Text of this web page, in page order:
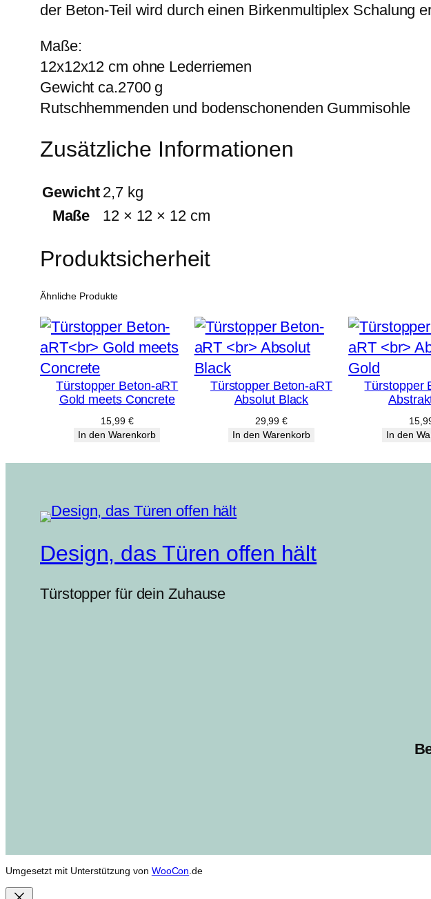
der Beton-Teil wird durch einen Birkenmultiplex Schalung
Maße:
12x12x12 cm ohne Lederriemen
Gewicht ca.2700 g
Rutschhemmenden und bodenschonenden Gummisohle
Zusätzliche Informationen
Gewicht 2,7 kg
Maße
12 × 12 × 12 cm
Produktsicherheit
Ähnliche Produkte
Türstopper Beton-aRT
Gold meets Concrete
15,99 €
In den Warenkorb
Türstopper Beton-aRT
Absolut Black
29,99€
In den Warenkorb
Türstopper
In den
Design, das Türen offen hält
Türstopper für dein Zuhause
Umgesetzt mit Unterstützung von WooCon .de